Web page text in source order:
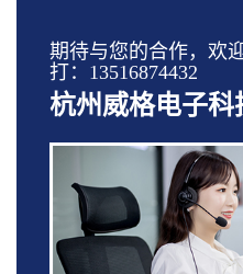
期待与您的合作，欢
打：13516874432
杭州威格电子科